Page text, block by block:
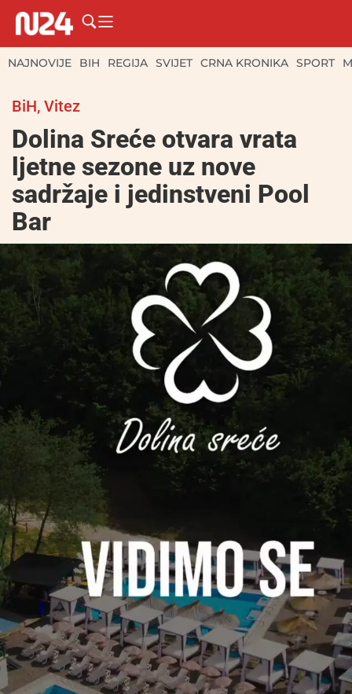
NAJNOVIJE BIH REGIJA SVIJET CRNA KRONIKA SPORT
BiH, Vitez
Dolina Sreće otvara vrata
ljetne sezone uz nove
sadržaje i jedinstveni Pool
Bar